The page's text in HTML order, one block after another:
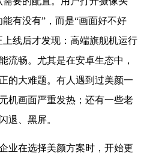
有没有”，而是“画面好不好
线后才发现：高端旗舰机运行
流畅。尤其是在安卓生态中，
的大难题。有人遇到过美颜一
机画面严重发热；还有一些老
退、黑屏。
业在选择美颜方案时，开始更